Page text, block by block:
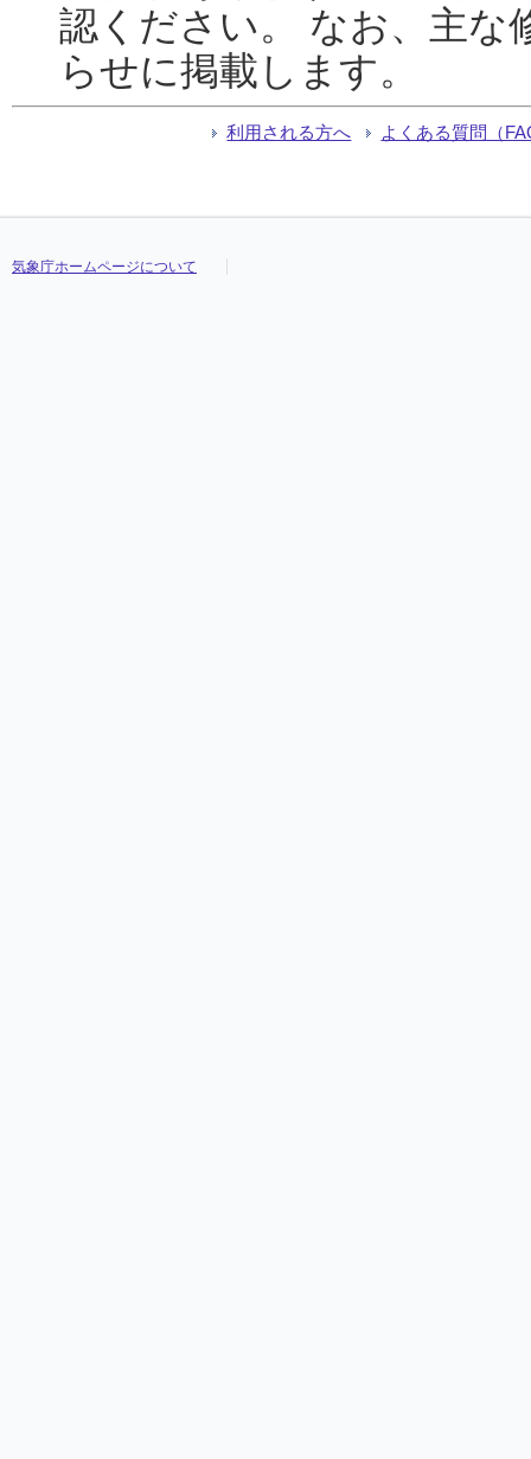
認ください。 なお、主な
らせに掲載します。
利用される方へ よくある質問（
気象庁ホームページについて